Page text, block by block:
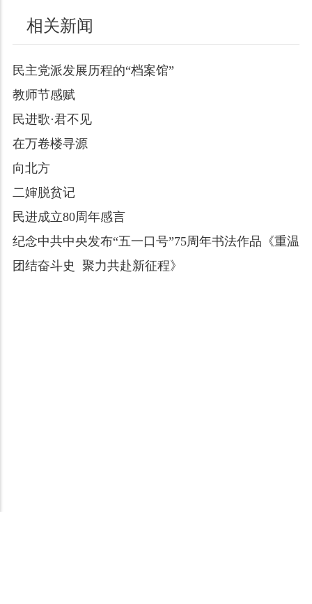
相关新闻
民主党派发展历程的“档案馆”
教师节感赋
民进歌·君不见
在万卷楼寻源
向北方
二婶脱贫记
民进成立80周年感言
纪念中共中央发布“五一口号”75周年书法作品《重温
团结奋斗史 聚力共赴新征程》